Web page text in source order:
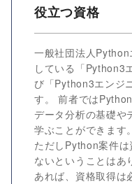
役立つ資格
一般社団法人
している「Python3
び「Python3エンジ
す。 前者では
データ分析の基礎や
学ぶことができます。
ただしPython案件
ないということはあ
あれば、資格取得は